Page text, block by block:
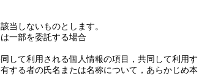
当しないものとします。
一部を委託する場合
して利用される個人情報の項目，共同して利用す
する者の氏名または名称について，あらかじめ本